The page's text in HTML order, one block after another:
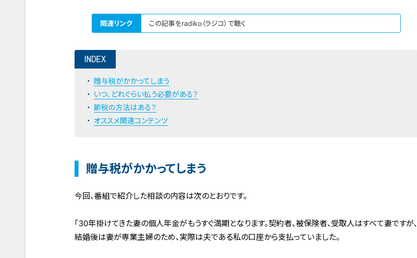
関連リンク この記事をradiko（ラジコ）で聴く
INDEX
贈与税がかかってしまう
いつ、どれぐらい払う必要がある？
節税の方法はある？
オススメ関連コンテンツ
贈与税がかかってしまう
今回、番組で紹介した相談の内容は次のとおりです。
「30年掛けてきた妻の個人年金がもうすぐ満期となります。契約者、被保険者、受取人はすべて妻ですが、
結婚後は妻が専業主婦のため、実際は夫である私の口座から支払っていました。